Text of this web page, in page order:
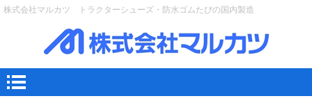
株式会社マルカツ トラクターシューズ・防水ゴムたびの国内製造